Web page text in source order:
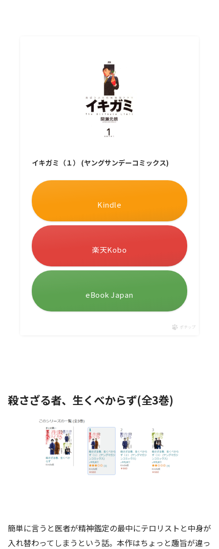
イキガミ（１） (ヤングサンデーコミックス)
Kindle
楽天Kobo
eBook Japan
ポチップ
殺さざる者、生くべからず(全3巻)
簡単に言うと医者が精神鑑定の最中にテロリストと中身が
入れ替わってしまうという話。本作はちょっと趣旨が違っ